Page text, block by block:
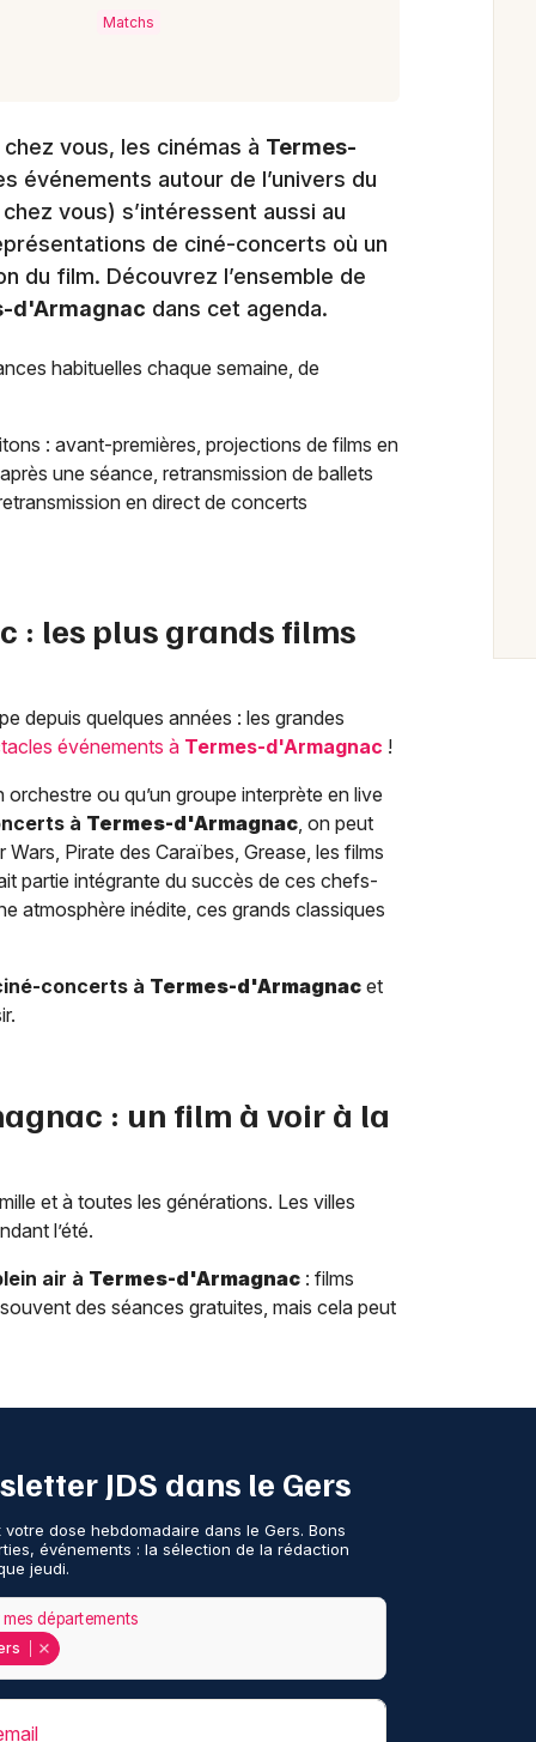
Matchs
vous, les cinémas à Termes-
événements autour de l’univers du
vous) s’intéressent aussi au
de ciné-concerts où un
du film. Découvrez l’ensemble de
d'Armagnac dans cet agenda.
habituelles chaque semaine, de
: avant-premières, projections de films en
une séance, retransmission de ballets
en direct de concerts
: les plus grands films
depuis quelques années : les grandes
événements à Termes-d'Armagnac !
ou qu’un groupe interprète en live
à Termes-d'Armagnac, on peut
Pirate des Caraïbes, Grease, les films
partie intégrante du succès de ces chefs-
atmosphère inédite, ces grands classiques
concerts à Termes-d'Armagnac et
: un film à voir à la
et à toutes les générations. Les villes
l’été.
air à Termes-d'Armagnac : films
des séances gratuites, mais cela peut
JDS dans le Gers
dose hebdomadaire dans le Gers. Bons
événements : la sélection de la rédaction
jeudi.
départements